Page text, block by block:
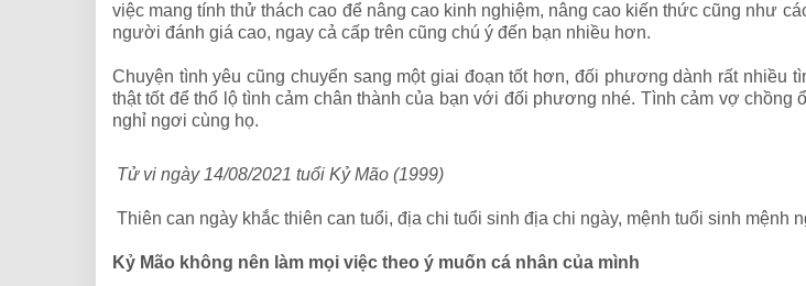
việc mang tính thử thách cao để nâng cao kinh nghiệm, nâng cao kiến thức cũng như
người đánh giá cao, ngay cả cấp trên cũng chú ý đến bạn nhiều hơn.
Chuyện tình yêu cũng chuyển sang một giai đoạn tốt hơn, đối phương dành rất nhiều
thật tốt để thổ lộ tình cảm chân thành của bạn với đối phương nhé. Tình cảm vợ
nghỉ ngơi cùng họ.
Tử vi ngày 14/08/2021 tuổi Kỷ Mão (1999)
Thiên can ngày khắc thiên can tuổi, địa chi tuổi sinh địa chi ngày, mệnh tuổi sinh mệnh
Kỷ Mão không nên làm mọi việc theo ý muốn cá nhân của mình